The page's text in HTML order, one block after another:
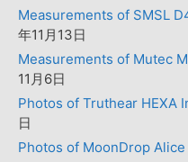
Measurements of SMSL
年11月13日
Measurements of Mutec
11月6日
Photos of Truthear HEXA
日
Photos of MoonDrop